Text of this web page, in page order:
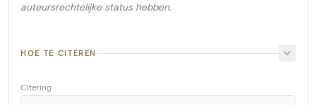
auteursrechtelijke status hebben.
HOE TE CITEREN
Citering